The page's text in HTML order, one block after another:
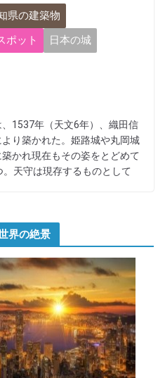
県の建築物
ポット
日本の城
1537年（天文6年）、織田信
り築かれた。姫路城や丸岡城
かれ現在もその姿をとどめて
天守は現存するものとして
界の絶景